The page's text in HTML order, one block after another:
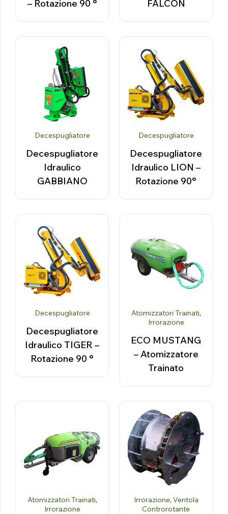
– Rotazione 90 ° FALCON
Decespugliatore
Decespugliatore
Idraulico
GABBIANO
Decespugliatore
Decespugliatore
Idraulico LION –
Rotazione 90°
Decespugliatore
Decespugliatore
Idraulico TIGER –
Rotazione 90 °
Atomizzatori Trainati,
Irrorazione
ECO MUSTANG
– Atomizzatore
Trainato
Atomizzatori Trainati,
Irrorazione
Irrorazione, Ventola
Controrotante